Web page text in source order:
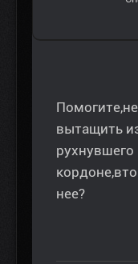
вытащить
рухнувшего
нее?